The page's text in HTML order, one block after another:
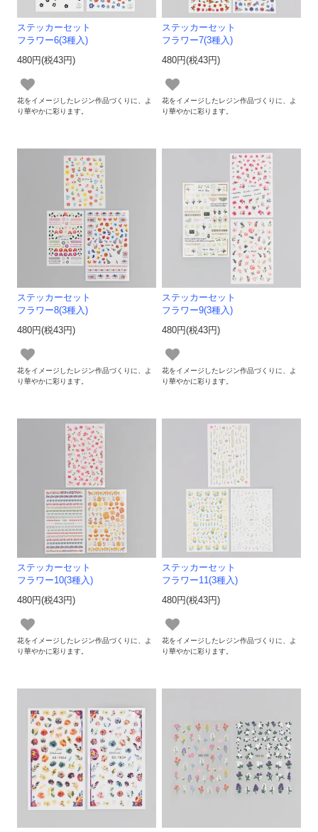
ステッカーセット
フラワー6(3種入)
480円(税43円)
花をイメージしたレジン作品づくりに、よ
り華やかに彩ります。
ステッカーセット
フラワー7(3種入)
480円(税43円)
花をイメージしたレジン作品づくりに、よ
り華やかに彩ります。
ステッカーセット
フラワー8(3種入)
480円(税43円)
花をイメージしたレジン作品づくりに、よ
り華やかに彩ります。
ステッカーセット
フラワー9(3種入)
480円(税43円)
花をイメージしたレジン作品づくりに、よ
り華やかに彩ります。
ステッカーセット
フラワー10(3種入)
480円(税43円)
花をイメージしたレジン作品づくりに、よ
り華やかに彩ります。
ステッカーセット
フラワー11(3種入)
480円(税43円)
花をイメージしたレジン作品づくりに、よ
り華やかに彩ります。